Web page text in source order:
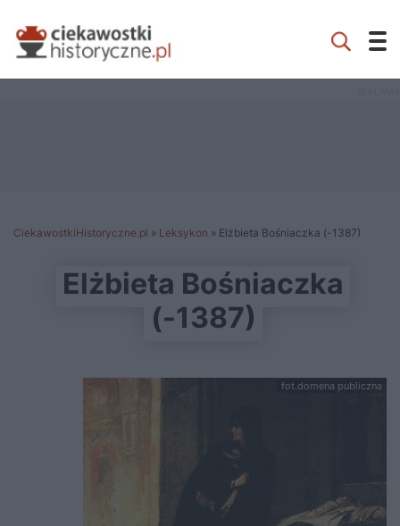
CiekawostkiHistoryczne.pl » Leksykon » Elżbieta Bośniaczka (-1387)
Elżbieta Bośniaczka
(-1387)
fot.domena publiczna